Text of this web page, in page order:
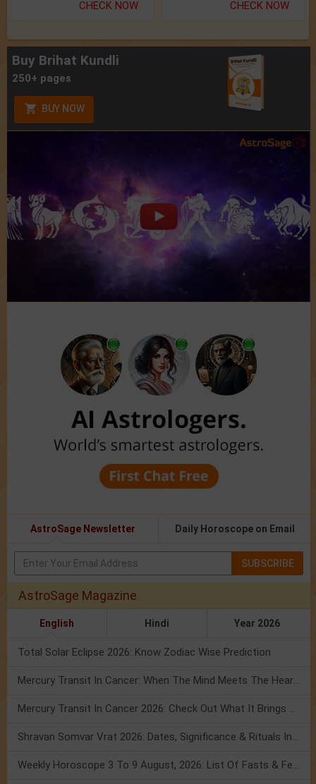
CHECK NOW CHECK NOW
Buy Brihat Kundli
250+ pages
BUY NOW
AstroSage Newsletter Daily Horoscope on Email
SUBSCRIBE
AstroSage Magazine
English Hindi Year 2026
Total Solar Eclipse 2026: Know Zodiac Wise Prediction
Mercury Transit In Cancer: When The Mind Meets The Heart!
Mercury Transit In Cancer 2026: Check Out What It Brings For You
Shravan Somvar Vrat 2026: Dates, Significance & Rituals In August
Weekly Horoscope 3 To 9 August, 2026: List Of Fasts & Festivals